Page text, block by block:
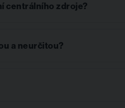
centrálního zdroje?
a neurčitou?